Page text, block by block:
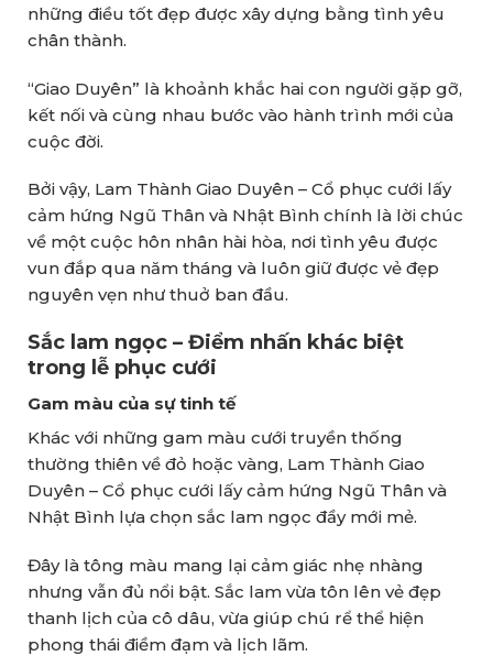
những điều tốt đẹp được xây dựng bằng tình yêu
chân thành.
“Giao Duyên” là khoảnh khắc hai con người gặp gỡ,
kết nối và cùng nhau bước vào hành trình mới của
cuộc đời.
Bởi vậy, Lam Thành Giao Duyên – Cổ phục cưới lấy
cảm hứng Ngũ Thân và Nhật Bình chính là lời chúc
về một cuộc hôn nhân hài hòa, nơi tình yêu được
vun đắp qua năm tháng và luôn giữ được vẻ đẹp
nguyên vẹn như thuở ban đầu.
Sắc lam ngọc – Điểm nhấn khác biệt
trong lễ phục cưới
Gam màu của sự tinh tế
Khác với những gam màu cưới truyền thống
thường thiên về đỏ hoặc vàng, Lam Thành Giao
Duyên – Cổ phục cưới lấy cảm hứng Ngũ Thân và
Nhật Bình lựa chọn sắc lam ngọc đầy mới mẻ.
Đây là tông màu mang lại cảm giác nhẹ nhàng
nhưng vẫn đủ nổi bật. Sắc lam vừa tôn lên vẻ đẹp
thanh lịch của cô dâu, vừa giúp chú rể thể hiện
phong thái điềm đạm và lịch lãm.